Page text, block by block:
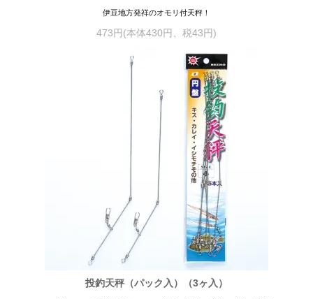
伊豆地方発祥のオモリ付天秤！
473円(本体430円、税43円)
投釣天秤（パック入）（3ヶ入）